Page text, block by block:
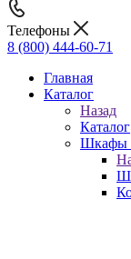
Телефоны
8 (800) 444-60-71
Главная
Каталог
Назад
Каталог
Шкафы